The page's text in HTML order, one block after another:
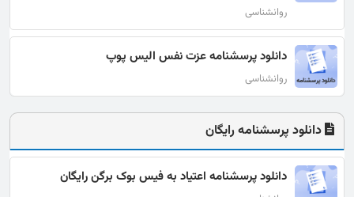
روانشناسی
دانلود پرسشنامه عزت نفس الیس پوپ
روانشناسی
دانلود پرسشنامه رایگان
دانلود پرسشنامه اعتیاد به فیس بوک برگن رایگان